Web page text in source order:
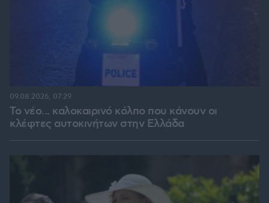
Το νέο... καλοκαιρινό κόλπο που κάνουν οι
κλέφτες αυτοκινήτων στην Ελλάδα
09.08.2026, 07:29